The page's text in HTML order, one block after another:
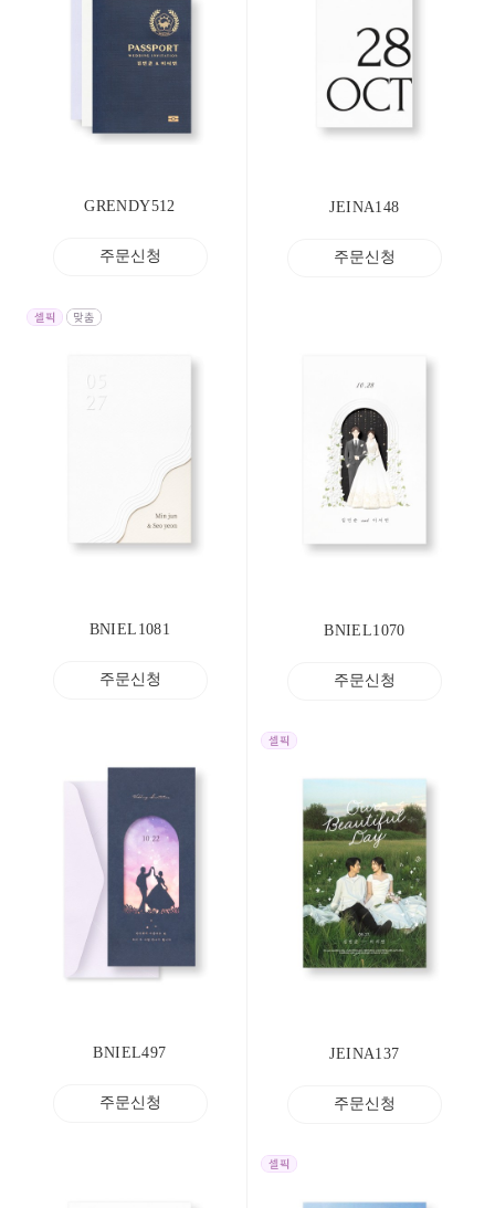
GRENDY512
주문신청
JEINA148
주문신청
BNIEL1081
주문신청
BNIEL1070
주문신청
BNIEL497
주문신청
JEINA137
주문신청